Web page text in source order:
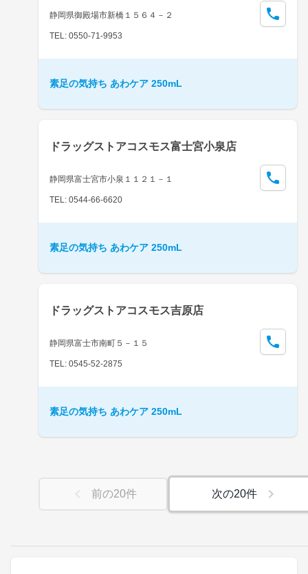
静岡県御殿場市新橋１５６４－２
TEL: 0550-71-9953
素足の気持ち あわケア 250mL
ドラッグストアコスモス富士宮小泉店
静岡県富士宮市小泉１１２１－１
TEL: 0544-66-6620
素足の気持ち あわケア 250mL
ドラッグストアコスモス吉原店
静岡県富士市南町５－１５
TEL: 0545-52-2875
素足の気持ち あわケア 250mL
前の20件 次の20件